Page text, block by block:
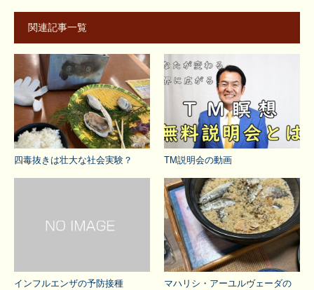
関連記事一覧
四毒抜きは壮大な社会実験？ TM説明会の動画
インフルエンザの予防接種
マハリシ・アーユルヴェーダの